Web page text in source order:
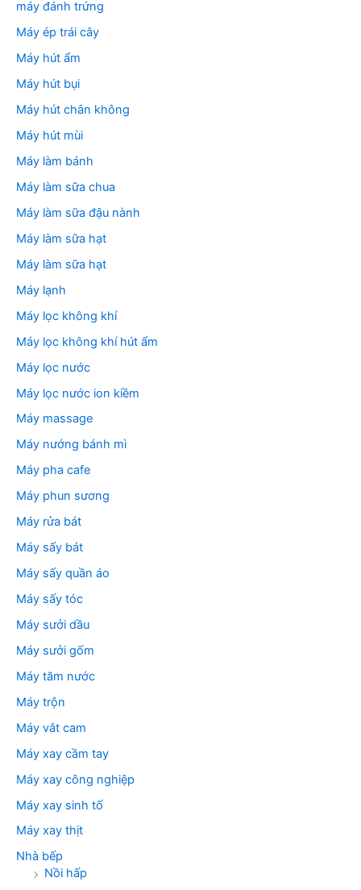
máy đánh trứng
Máy ép trái cây
Máy hút ẩm
Máy hút bụi
Máy hút chân không
Máy hút mùi
Máy làm bánh
Máy làm sữa chua
Máy làm sữa đậu nành
Máy làm sữa hạt
Máy làm sữa hạt
Máy lạnh
Máy lọc không khí
Máy lọc không khí hút ẩm
Máy lọc nước
Máy lọc nước ion kiềm
Máy massage
Máy nướng bánh mì
Máy pha cafe
Máy phun sương
Máy rửa bát
Máy sấy bát
Máy sấy quần áo
Máy sấy tóc
Máy sưởi dầu
Máy sưởi gốm
Máy tăm nước
Máy trộn
Máy vắt cam
Máy xay cầm tay
Máy xay công nghiệp
Máy xay sinh tố
Máy xay thịt
Nhà bếp
Nồi hấp